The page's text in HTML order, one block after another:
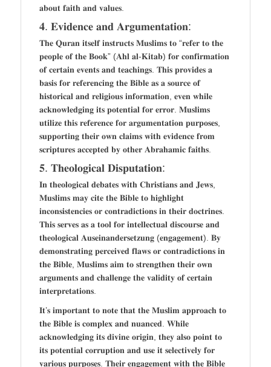
𝐚𝐛𝐨𝐮𝐭 𝐟𝐚𝐢𝐭𝐡 𝐚𝐧𝐝 𝐯𝐚𝐥𝐮𝐞𝐬.
𝟒. 𝐄𝐯𝐢𝐝𝐞𝐧𝐜𝐞 𝐚𝐧𝐝 𝐀𝐫𝐠𝐮𝐦𝐞𝐧𝐭𝐚𝐭𝐢𝐨𝐧:
𝐓𝐡𝐞 𝐐𝐮𝐫𝐚𝐧 𝐢𝐭𝐬𝐞𝐥𝐟 𝐢𝐧𝐬𝐭𝐫𝐮𝐜𝐭𝐬 𝐌𝐮𝐬𝐥𝐢𝐦𝐬 𝐭𝐨 “𝐫𝐞𝐟𝐞𝐫 𝐭𝐨 𝐭𝐡𝐞
𝐩𝐞𝐨𝐩𝐥𝐞 𝐨𝐟 𝐭𝐡𝐞 𝐁𝐨𝐨𝐤” (𝐀𝐡𝐥 𝐚𝐥-𝐊𝐢𝐭𝐚𝐛) 𝐟𝐨𝐫 𝐜𝐨𝐧𝐟𝐢𝐫𝐦𝐚𝐭𝐢𝐨𝐧
𝐨𝐟 𝐜𝐞𝐫𝐭𝐚𝐢𝐧 𝐞𝐯𝐞𝐧𝐭𝐬 𝐚𝐧𝐝 𝐭𝐞𝐚𝐜𝐡𝐢𝐧𝐠𝐬. 𝐓𝐡𝐢𝐬 𝐩𝐫𝐨𝐯𝐢𝐝𝐞𝐬 𝐚
𝐛𝐚𝐬𝐢𝐬 𝐟𝐨𝐫 𝐫𝐞𝐟𝐞𝐫𝐞𝐧𝐜𝐢𝐧𝐠 𝐭𝐡𝐞 𝐁𝐢𝐛𝐥𝐞 𝐚𝐬 𝐚 𝐬𝐨𝐮𝐫𝐜𝐞 𝐨𝐟
𝐡𝐢𝐬𝐭𝐨𝐫𝐢𝐜𝐚𝐥 𝐚𝐧𝐝 𝐫𝐞𝐥𝐢𝐠𝐢𝐨𝐮𝐬 𝐢𝐧𝐟𝐨𝐫𝐦𝐚𝐭𝐢𝐨𝐧, 𝐞𝐯𝐞𝐧 𝐰𝐡𝐢𝐥𝐞
𝐚𝐜𝐤𝐧𝐨𝐰𝐥𝐞𝐝𝐠𝐢𝐧𝐠 𝐢𝐭𝐬 𝐩𝐨𝐭𝐞𝐧𝐭𝐢𝐚𝐥 𝐟𝐨𝐫 𝐞𝐫𝐫𝐨𝐫. 𝐌𝐮𝐬𝐥𝐢𝐦𝐬
𝐮𝐭𝐢𝐥𝐢𝐳𝐞 𝐭𝐡𝐢𝐬 𝐫𝐞𝐟𝐞𝐫𝐞𝐧𝐜𝐞 𝐟𝐨𝐫 𝐚𝐫𝐠𝐮𝐦𝐞𝐧𝐭𝐚𝐭𝐢𝐨𝐧 𝐩𝐮𝐫𝐩𝐨𝐬𝐞𝐬,
𝐬𝐮𝐩𝐩𝐨𝐫𝐭𝐢𝐧𝐠 𝐭𝐡𝐞𝐢𝐫 𝐨𝐰𝐧 𝐜𝐥𝐚𝐢𝐦𝐬 𝐰𝐢𝐭𝐡 𝐞𝐯𝐢𝐝𝐞𝐧𝐜𝐞 𝐟𝐫𝐨𝐦
𝐬𝐜𝐫𝐢𝐩𝐭𝐮𝐫𝐞𝐬 𝐚𝐜𝐜𝐞𝐩𝐭𝐞𝐝 𝐛𝐲 𝐨𝐭𝐡𝐞𝐫 𝐀𝐛𝐫𝐚𝐡𝐚𝐦𝐢𝐜 𝐟𝐚𝐢𝐭𝐡𝐬.
𝟓. 𝐓𝐡𝐞𝐨𝐥𝐨𝐠𝐢𝐜𝐚𝐥 𝐃𝐢𝐬𝐩𝐮𝐭𝐚𝐭𝐢𝐨𝐧:
𝐈𝐧 𝐭𝐡𝐞𝐨𝐥𝐨𝐠𝐢𝐜𝐚𝐥 𝐝𝐞𝐛𝐚𝐭𝐞𝐬 𝐰𝐢𝐭𝐡 𝐂𝐡𝐫𝐢𝐬𝐭𝐢𝐚𝐧𝐬 𝐚𝐧𝐝 𝐉𝐞𝐰𝐬,
𝐌𝐮𝐬𝐥𝐢𝐦𝐬 𝐦𝐚𝐲 𝐜𝐢𝐭𝐞 𝐭𝐡𝐞 𝐁𝐢𝐛𝐥𝐞 𝐭𝐨 𝐡𝐢𝐠𝐡𝐥𝐢𝐠𝐡𝐭
𝐢𝐧𝐜𝐨𝐧𝐬𝐢𝐬𝐭𝐞𝐧𝐜𝐢𝐞𝐬 𝐨𝐫 𝐜𝐨𝐧𝐭𝐫𝐚𝐝𝐢𝐜𝐭𝐢𝐨𝐧𝐬 𝐢𝐧 𝐭𝐡𝐞𝐢𝐫 𝐝𝐨𝐜𝐭𝐫𝐢𝐧𝐞𝐬.
𝐓𝐡𝐢𝐬 𝐬𝐞𝐫𝐯𝐞𝐬 𝐚𝐬 𝐚 𝐭𝐨𝐨𝐥 𝐟𝐨𝐫 𝐢𝐧𝐭𝐞𝐥𝐥𝐞𝐜𝐭𝐮𝐚𝐥 𝐝𝐢𝐬𝐜𝐨𝐮𝐫𝐬𝐞 𝐚𝐧𝐝
𝐭𝐡𝐞𝐨𝐥𝐨𝐠𝐢𝐜𝐚𝐥 𝐀𝐮𝐬𝐞𝐢𝐧𝐚𝐧𝐝𝐞𝐫𝐬𝐞𝐭𝐳𝐮𝐧𝐠 (𝐞𝐧𝐠𝐚𝐠𝐞𝐦𝐞𝐧𝐭). 𝐁𝐲
𝐝𝐞𝐦𝐨𝐧𝐬𝐭𝐫𝐚𝐭𝐢𝐧𝐠 𝐩𝐞𝐫𝐜𝐞𝐢𝐯𝐞𝐝 𝐟𝐥𝐚𝐰𝐬 𝐨𝐫 𝐜𝐨𝐧𝐭𝐫𝐚𝐝𝐢𝐜𝐭𝐢𝐨𝐧𝐬 𝐢𝐧
𝐭𝐡𝐞 𝐁𝐢𝐛𝐥𝐞, 𝐌𝐮𝐬𝐥𝐢𝐦𝐬 𝐚𝐢𝐦 𝐭𝐨 𝐬𝐭𝐫𝐞𝐧𝐠𝐭𝐡𝐞𝐧 𝐭𝐡𝐞𝐢𝐫 𝐨𝐰𝐧
𝐚𝐫𝐠𝐮𝐦𝐞𝐧𝐭𝐬 𝐚𝐧𝐝 𝐜𝐡𝐚𝐥𝐥𝐞𝐧𝐠𝐞 𝐭𝐡𝐞 𝐯𝐚𝐥𝐢𝐝𝐢𝐭𝐲 𝐨𝐟 𝐜𝐞𝐫𝐭𝐚𝐢𝐧
𝐢𝐧𝐭𝐞𝐫𝐩𝐫𝐞𝐭𝐚𝐭𝐢𝐨𝐧𝐬.
𝐈𝐭’𝐬 𝐢𝐦𝐩𝐨𝐫𝐭𝐚𝐧𝐭 𝐭𝐨 𝐧𝐨𝐭𝐞 𝐭𝐡𝐚𝐭 𝐭𝐡𝐞 𝐌𝐮𝐬𝐥𝐢𝐦 𝐚𝐩𝐩𝐫𝐨𝐚𝐜𝐡 𝐭𝐨
𝐭𝐡𝐞 𝐁𝐢𝐛𝐥𝐞 𝐢𝐬 𝐜𝐨𝐦𝐩𝐥𝐞𝐱 𝐚𝐧𝐝 𝐧𝐮𝐚𝐧𝐜𝐞𝐝. 𝐖𝐡𝐢𝐥𝐞
𝐚𝐜𝐤𝐧𝐨𝐰𝐥𝐞𝐝𝐠𝐢𝐧𝐠 𝐢𝐭𝐬 𝐝𝐢𝐯𝐢𝐧𝐞 𝐨𝐫𝐢𝐠𝐢𝐧, 𝐭𝐡𝐞𝐲 𝐚𝐥𝐬𝐨 𝐩𝐨𝐢𝐧𝐭 𝐭𝐨
𝐢𝐭𝐬 𝐩𝐨𝐭𝐞𝐧𝐭𝐢𝐚𝐥 𝐜𝐨𝐫𝐫𝐮𝐩𝐭𝐢𝐨𝐧 𝐚𝐧𝐝 𝐮𝐬𝐞 𝐢𝐭 𝐬𝐞𝐥𝐞𝐜𝐭𝐢𝐯𝐞𝐥𝐲 𝐟𝐨𝐫
𝐯𝐚𝐫𝐢𝐨𝐮𝐬 𝐩𝐮𝐫𝐩𝐨𝐬𝐞𝐬. 𝐓𝐡𝐞𝐢𝐫 𝐞𝐧𝐠𝐚𝐠𝐞𝐦𝐞𝐧𝐭 𝐰𝐢𝐭𝐡 𝐭𝐡𝐞 𝐁𝐢𝐛𝐥𝐞